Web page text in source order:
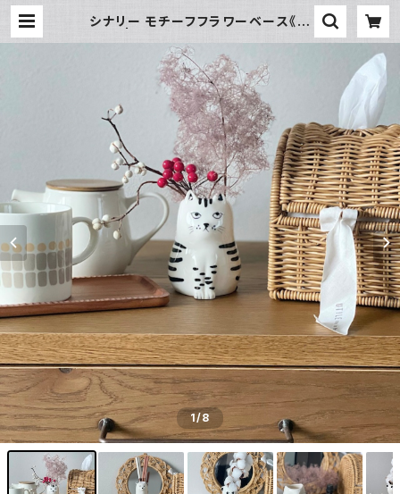
シナリー モチーフフラワーベース《ネ
1/8